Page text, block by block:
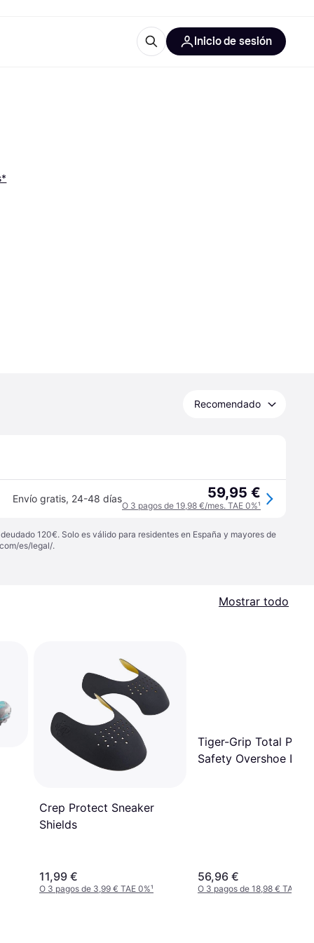
Inicio de sesión
Recomendado
Envío gratis, 24-48 días 59,95 €
O 3 pagos de 19,98 €/mes. TAE 0%¹
120€. Solo es válido para residentes en España y mayores de
es/legal/.
Mostrar todo
Crep Protect Sneaker
Shields
11,99 €
O 3 pagos de 3,99 € TAE 0%¹
Tiger-Grip Total
Safety Overshoe
56,96 €
O 3 pagos de 18,98 € TAE 0%